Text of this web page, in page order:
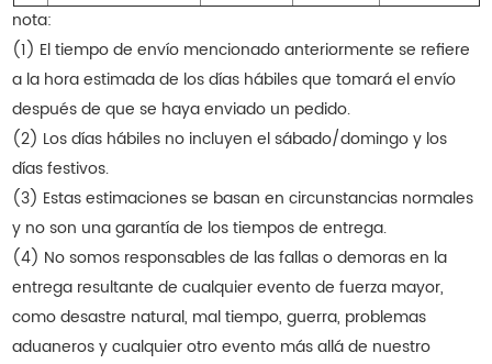
nota:
(1) El tiempo de envío mencionado anteriormente se refiere
a la hora estimada de los días hábiles que tomará el envío
después de que se haya enviado un pedido.
(2) Los días hábiles no incluyen el sábado/domingo y los
días festivos.
(3) Estas estimaciones se basan en circunstancias normales
y no son una garantía de los tiempos de entrega.
(4) No somos responsables de las fallas o demoras en la
entrega resultante de cualquier evento de fuerza mayor,
como desastre natural, mal tiempo, guerra, problemas
aduaneros y cualquier otro evento más allá de nuestro